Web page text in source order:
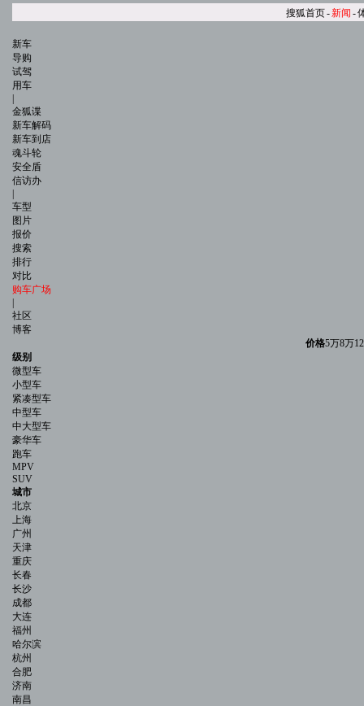
搜狐首页-新闻 -
新车
导购
试驾
用车
金狐谍
新车解码
新车到店
魂斗轮
安全盾
信访办
车型
图片
报价
搜索
排行
对比
购车广场
社区
博客
价格5万8万
级别
微型车
小型车
紧凑型车
中型车
中大型车
豪华车
跑车
MPV
SUV
城市
北京
上海
广州
天津
重庆
长春
长沙
成都
大连
福州
哈尔滨
杭州
合肥
济南
南昌